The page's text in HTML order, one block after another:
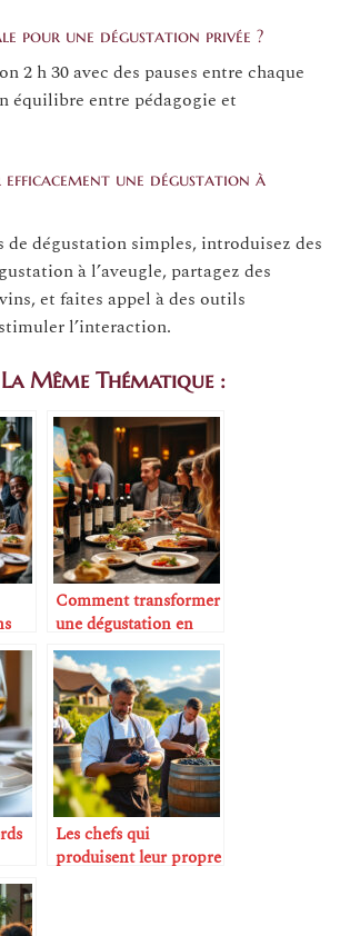
pour une dégustation privée ?
2 h 30 avec des pauses entre chaque
équilibre entre pédagogie et
une dégustation à
de dégustation simples, introduisez des
à l’aveugle, partagez des
et faites appel à des outils
l’interaction.
Même Thématique :
Comment transformer
une dégustation en
expérience artistique
Les chefs qui
produisent leur propre